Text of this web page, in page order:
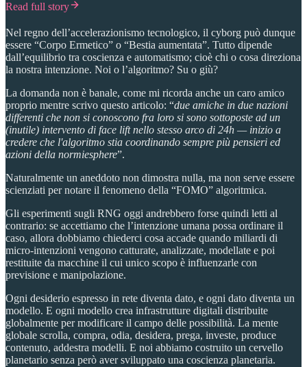
Read full story
Nel regno dell’accelerazionismo tecnologico, il cyborg può dunque
essere “Corpo Ermetico” o “Bestia aumentata”. Tutto dipende
dall’equilibrio tra coscienza e automatismo; cioè chi o cosa direziona
la nostra intenzione. Noi o l’algoritmo? Su o giù?
La domanda non è banale, come mi ricorda anche un caro amico
proprio mentre scrivo questo articolo: “due amiche in due nazioni
differenti che non si conoscono fra loro si sono sottoposte ad un
(inutile) intervento di face lift nello stesso arco di 24h — inizio a
credere che l'algoritmo stia coordinando sempre più pensieri ed
azioni della normiesphere”.
Naturalmente un aneddoto non dimostra nulla, ma non serve essere
scienziati per notare il fenomeno della “FOMO” algoritmica.
Gli esperimenti sugli RNG oggi andrebbero forse quindi letti al
contrario: se accettiamo che l’intenzione umana possa ordinare il
caso, allora dobbiamo chiederci cosa accade quando miliardi di
micro-intenzioni vengono catturate, analizzate, modellate e poi
restituite da macchine il cui unico scopo è influenzarle con
previsione e manipolazione.
Ogni desiderio espresso in rete diventa dato, e ogni dato diventa un
modello. E ogni modello crea infrastrutture digitali distribuite
globalmente per modificare il campo delle possibilità. La mente
globale scrolla, compra, odia, desidera, prega, investe, produce
contenuto, addestra modelli. E noi abbiamo costruito un cervello
planetario senza però aver sviluppato una coscienza planetaria.